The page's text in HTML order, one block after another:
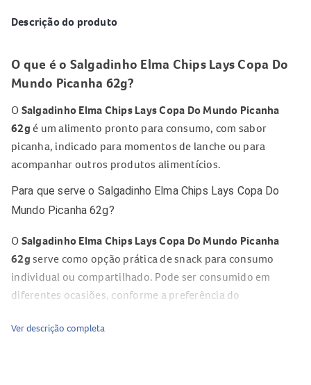
Descrição do produto
O que é o Salgadinho Elma Chips Lays Copa Do
Mundo Picanha 62g?
O Salgadinho Elma Chips Lays Copa Do Mundo Picanha
62g é um alimento pronto para consumo, com sabor
picanha, indicado para momentos de lanche ou para
acompanhar outros produtos alimentícios.
Para que serve o Salgadinho Elma Chips Lays Copa Do
Mundo Picanha 62g?
O Salgadinho Elma Chips Lays Copa Do Mundo Picanha
62g serve como opção prática de snack para consumo
individual ou compartilhado. Pode ser consumido em
diferentes ocasiões, conforme a preferência do
Ver descrição completa